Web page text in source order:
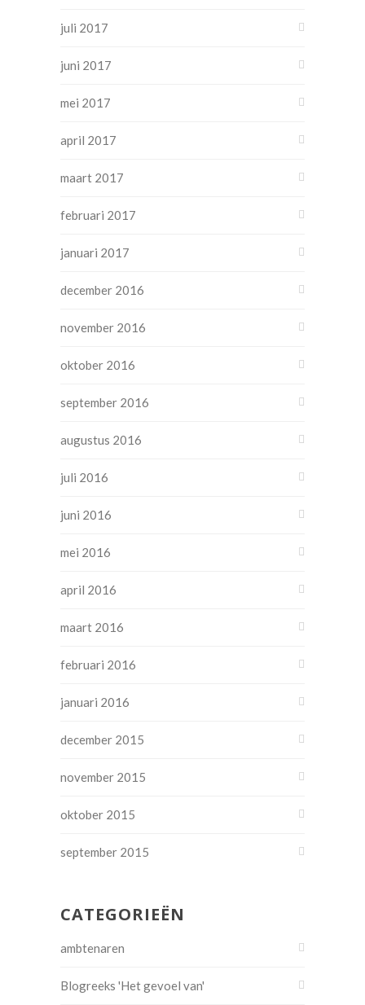
juli 2017
juni 2017
mei 2017
april 2017
maart 2017
februari 2017
januari 2017
december 2016
november 2016
oktober 2016
september 2016
augustus 2016
juli 2016
juni 2016
mei 2016
april 2016
maart 2016
februari 2016
januari 2016
december 2015
november 2015
oktober 2015
september 2015
CATEGORIEËN
ambtenaren
Blogreeks 'Het gevoel van'